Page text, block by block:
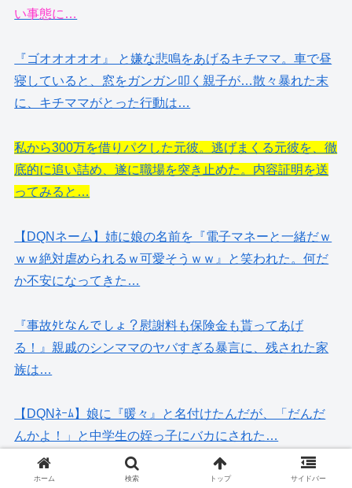
い事態に…
『ゴオオオオオ』 と嫌な悲鳴をあげるキチママ。車で昼
寝していると、窓をガンガン叩く親子が…散々暴れた末
に、キチママがとった行動は…
私から300万を借りパクした元彼。逃げまくる元彼を、徹
底的に追い詰め、遂に職場を突き止めた。内容証明を送
ってみると…
【DQNネーム】姉に娘の名前を『電子マネーと一緒だｗ
ｗｗ絶対虐められるｗ可愛そうｗｗ』と笑われた。何だ
か不安になってきた…
『事故ﾀﾋなんでしょ？慰謝料も保険金も貰ってあげ
る！』親戚のシンママのヤバすぎる暴言に、残された家
族は…
【DQNﾈｰﾑ】娘に『暖々』と名付けたんだが、「だんだ
んかよ！」と中学生の姪っ子にバカにされた…
ウチにある真っ赤なスポーツカーを貸してクレクレと、
ホーム 検索 トップ サイドバー